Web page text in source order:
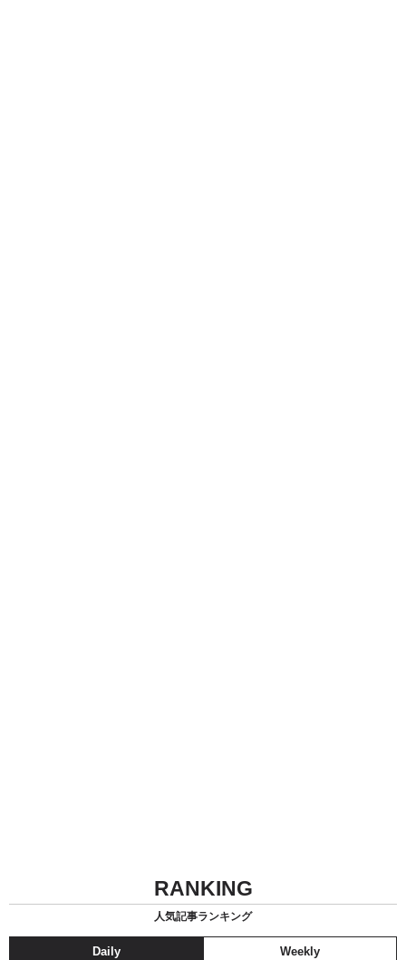
RANKING
人気記事ランキング
Daily Weekly